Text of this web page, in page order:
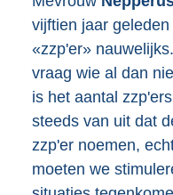
vijftien jaar
«zzp'er»
vraag wie al dan
is het aantal
steeds van uit dat
zzp'er noemen,
moeten we